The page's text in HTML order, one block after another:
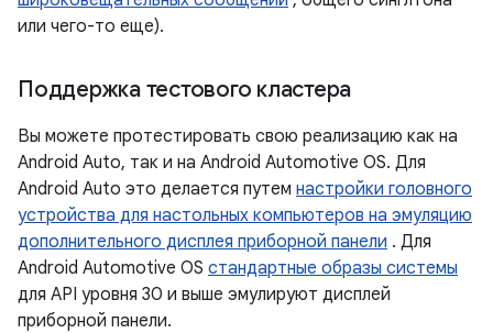
или чего-то еще).
Поддержка тестового кластера
Вы можете протестировать свою реализацию как на
Android Auto, так и на Android Automotive OS. Для
Android Auto это делается путем настройки головного
устройства для настольных компьютеров на эмуляцию
дополнительного дисплея приборной панели . Для
Android Automotive OS стандартные образы системы
для API уровня 30 и выше эмулируют дисплей
приборной панели.